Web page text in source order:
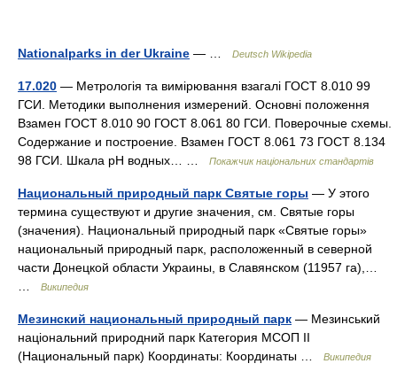
Nationalparks in der Ukraine — … Deutsch Wikipedia
17.020 — Метрологія та вимірювання взагалі ГОСТ 8.010 99
ГСИ. Методики выполнения измерений. Основні положення
Взамен ГОСТ 8.010 90 ГОСТ 8.061 80 ГСИ. Поверочные схемы.
Содержание и построение. Взамен ГОСТ 8.061 73 ГОСТ 8.134
98 ГСИ. Шкала рН водных… …
Покажчик національних стандартів
Национальный природный парк Святые горы — У этого
термина существуют и другие значения, см. Святые горы
(значения). Национальный природный парк «Святые горы»
национальный природный парк, расположенный в северной
части Донецкой области Украины, в Славянском (11957 га),…
Википедия
Мезинский национальный природный парк — Мезинський
національний природний парк Категория МСОП II
(Национальный парк) Координаты: Координаты …
Википедия